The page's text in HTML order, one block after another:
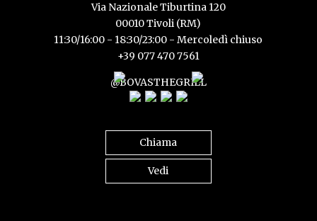
Via Nazionale Tiburtina 120
00010 Tivoli (RM)
11:30/16:00 - 18:30/23:00 - Mercoledì chiuso
+39 077 470 7561
@BOVASTHEGRILL
Chiama
Vedi